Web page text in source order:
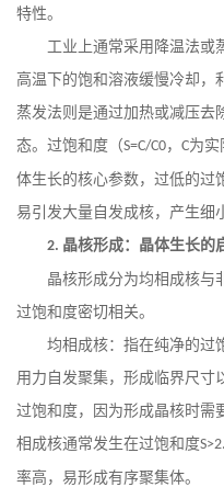
特性。
工业上通常采用降温法或
高温下的饱和溶液缓慢冷却，
蒸发法则是通过加热或减压去
态。过饱和度（S=C/C0， C为实
体生长的核心参数，过低的过
易引发大量自发成核，产生细
2. 晶核形成：晶体生长的
晶核形成分为均相成核与
过饱和度密切相关。
均相成核：指在纯净的过
用力自发聚集，形成临界尺寸
过饱和度，因为形成晶核时需
相成核通常发生在过饱和度
率高，易形成有序聚集体。